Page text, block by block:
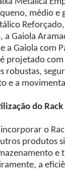
médio e
Reforçado,
a Gaiola
a Gaiola com
projetado
robustas,
e a
do
o
produtos
e
a